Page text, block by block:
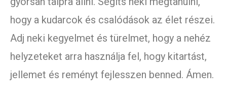
hogy a kudarcok és csalódások az élet részei.
Adj neki kegyelmet és türelmet, hogy a nehéz
helyzeteket arra használja fel, hogy kitartást,
jellemet és reményt fejlesszen benned. Ámen.